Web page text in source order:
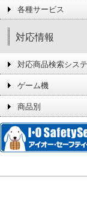
各種サービス
対応情報
対応商品検索シス
ゲーム機
商品別